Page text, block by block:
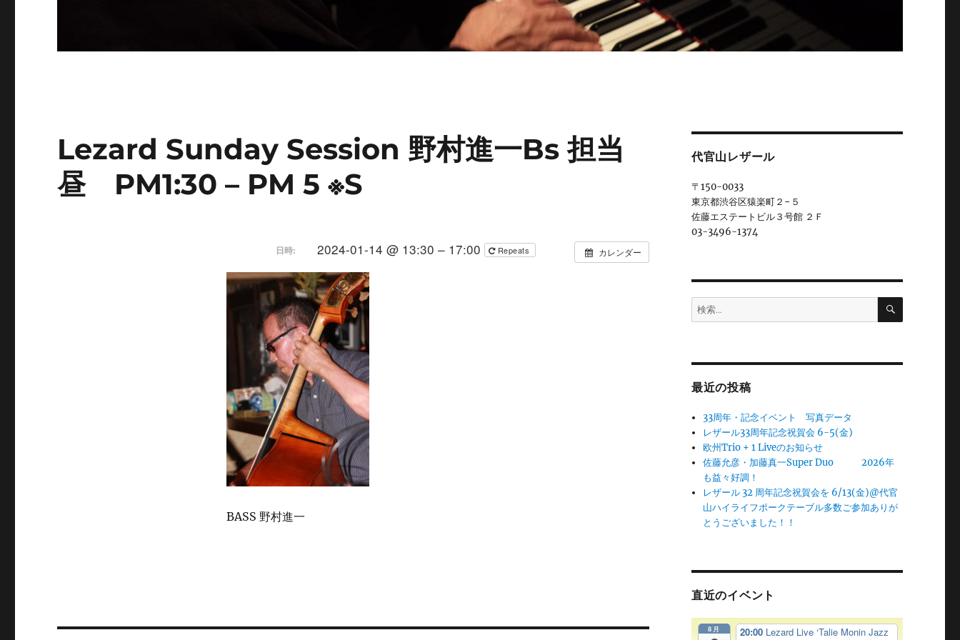
Lezard Sunday Session 野村進一Bs 担当
昼 PM1:30 – PM 5 ※S
カレンダー
日時: 2024-01-14 @ 13:30 – 17:00 Repeats
BASS 野村進一
代官山レザール
〒150-0033
東京都渋谷区猿楽町２−５
佐藤エステートビル３号館 ２Ｆ
03-3496-1374
検
索:
検
最近の投稿
33周年・記念イベント 写真データ
レザール33周年記念祝賀会 6-5(金)
欧州Trio + 1 Liveのお知らせ
佐藤允彦・加藤真一Super Duo 2026年
も益々好調！
レザール 32 周年記念祝賀会を 6/13(金)@代官
山ハイライフポークテーブル多数ご参加ありが
とうございました！！
直近のイベント
8月 20:00 Lezard Live ‘Talie Monin Jazz